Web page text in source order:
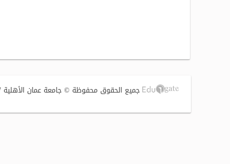
جميع الحقوق محفوظة © جامعة عمان الأهلية 2017 | تصميم وتطوير الشركة الفنية لتوطين التقنية (ATS)